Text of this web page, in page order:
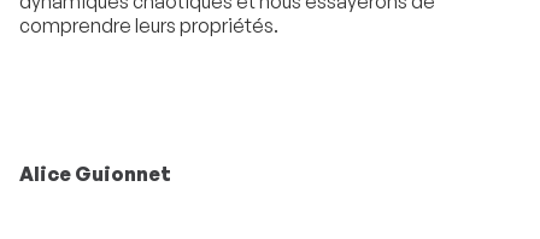
comprendre leurs propriétés.
Alice Guionnet